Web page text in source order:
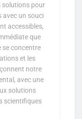
solutions pour
avec un souci
accessibles,
que
se concentre
et les
notre
avec une
solutions
scientifiques